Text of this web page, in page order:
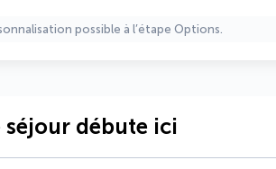
possible à l’étape Options.
séjour débute ici